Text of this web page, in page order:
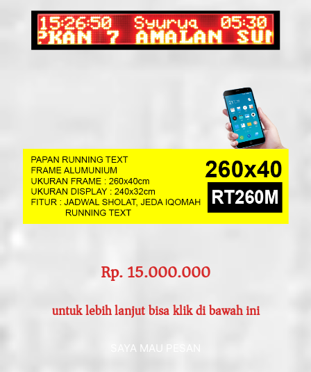
Rp. 15.000.000
untuk lebih lanjut bisa klik di bawah ini
SAYA MAU PESAN